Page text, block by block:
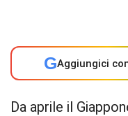
GAggiungici
Da aprile il